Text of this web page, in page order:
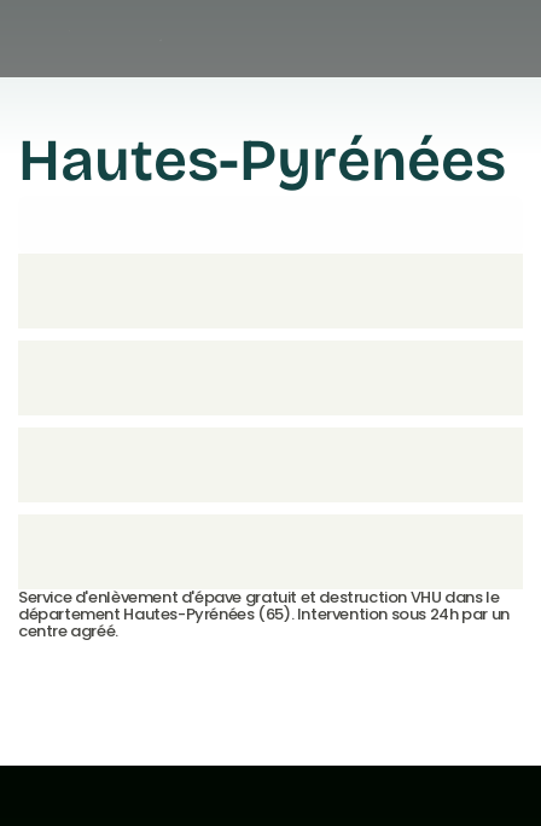
Hautes-Pyrénées
Service d'enlèvement d'épave gratuit et destruction VHU dans le
département Hautes-Pyrénées (65). Intervention sous 24h par un
centre agréé.